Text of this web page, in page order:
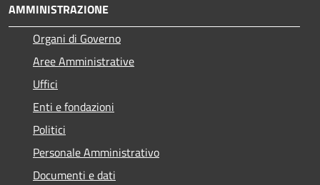
AMMINISTRAZIONE
Organi di Governo
Aree Amministrative
Uffici
Enti e fondazioni
Politici
Personale Amministrativo
Documenti e dati